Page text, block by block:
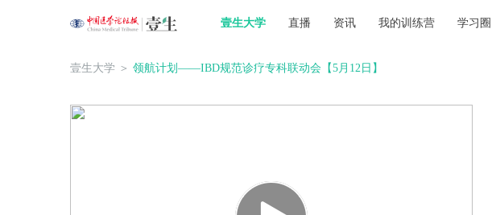
壹生大学 直播 资讯 我的训练营 学习圈
壹生大学 ＞ 领航计划——IBD规范诊疗专科联动会【5月12日】